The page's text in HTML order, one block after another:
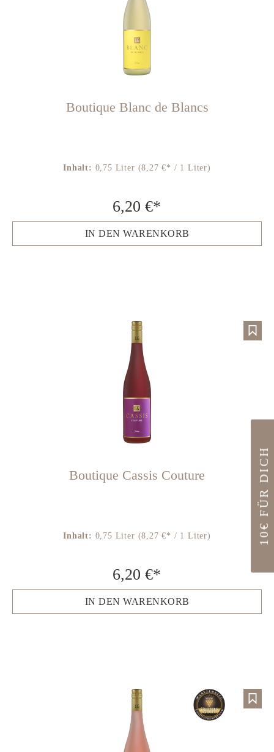
Boutique Blanc de Blancs
Inhalt: 0,75 Liter (8,27 €* / 1 Liter)
6,20 €*
IN DEN WARENKORB
Boutique Cassis Couture
Inhalt: 0,75 Liter (8,27 €* / 1 Liter)
6,20 €*
IN DEN WARENKORB
10€ FÜR DICH